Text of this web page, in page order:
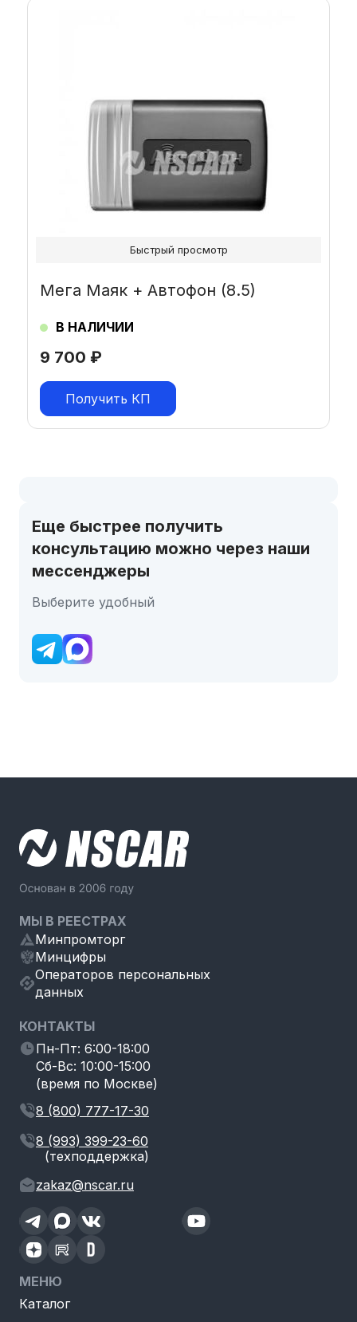
9 700 ₽
Мега Маяк + Автофон (8.5)
В НАЛИЧИИ
Получить КП
Быстрый просмотр
Еще быстрее получить
консультацию можно через наши
мессенджеры
Выберите удобный
МЫ В РЕЕСТРАХ
Минпромторг
Минцифры
Операторов персональных
данных
КОНТАКТЫ
Пн-Пт: 6:00-18:00
Сб-Вс: 10:00-15:00
(время по Москве)
8 (800) 777-17-30
8 (993) 399-23-60
(техподдержка)
zakaz@nscar.ru
МЕНЮ
Каталог